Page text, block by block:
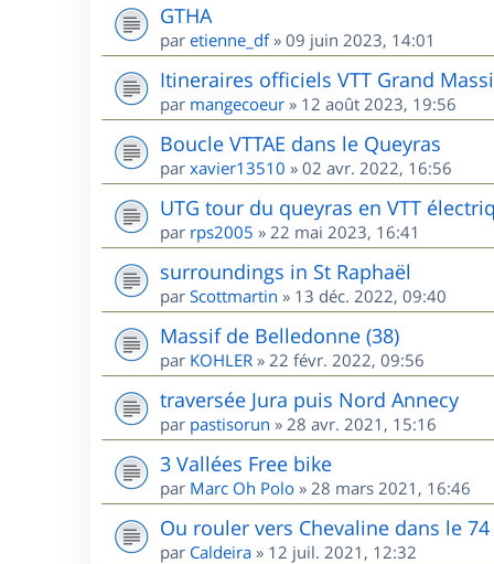
GTHA
par etienne_df» 09 juin 2023, 14:01
Itineraires officiels VTT Grand
par mangecoeur » 12 août 2023, 19:56
Boucle VTTAE dans le Queyras
par xavier13510 » 02 avr. 2022, 16:56
UTG tour du queyras en VTT
par rps2005 » 22 mai 2023, 16:41
surroundings in St Raphaël
par Scottmartin » 13 déc. 2022, 09:40
Massif de Belledonne (38)
par KOHLER » 22 févr. 2022, 09:56
traversée Jura puis Nord Annecy
par pastisorun » 28 avr. 2021, 15:16
3 Vallées Free bike
par Marc Oh Polo » 28 mars 2021, 16:46
Ou rouler vers Chevaline dans le 74
par Caldeira » 12 juil. 2021, 12:32